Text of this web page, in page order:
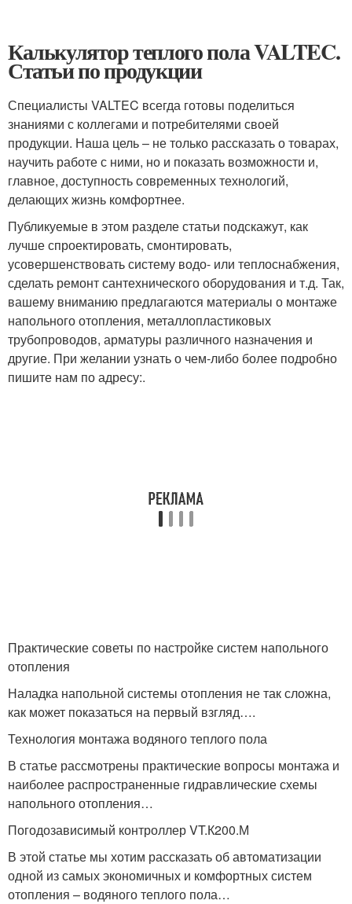
Калькулятор теплого пола VALTEC.
Статьи по продукции
Специалисты VALTEC всегда готовы поделиться
знаниями с коллегами и потребителями своей
продукции. Наша цель – не только рассказать о товарах,
научить работе с ними, но и показать возможности и,
главное, доступность современных технологий,
делающих жизнь комфортнее.
Публикуемые в этом разделе статьи подскажут, как
лучше спроектировать, смонтировать,
усовершенствовать систему водо- или теплоснабжения,
сделать ремонт сантехнического оборудования и т.д. Так,
вашему вниманию предлагаются материалы о монтаже
напольного отопления, металлопластиковых
трубопроводов, арматуры различного назначения и
другие. При желании узнать о чем-либо более подробно
пишите нам по адресу:.
Практические советы по настройке систем напольного
отопления
Наладка напольной системы отопления не так сложна,
как может показаться на первый взгляд….
Технология монтажа водяного теплого пола
В статье рассмотрены практические вопросы монтажа и
наиболее распространенные гидравлические схемы
напольного отопления…
Погодозависимый контроллер VT.К200.М
В этой статье мы хотим рассказать об автоматизации
одной из самых экономичных и комфортных систем
отопления – водяного теплого пола…